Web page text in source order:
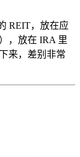
REIT，放在应
，放在 IRA 里
来，差别非常